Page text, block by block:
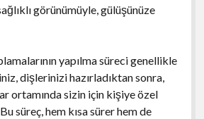
görünümüyle, gülüşünüze
yapılma süreci genellikle
dişlerinizi hazırladıktan sonra,
ortamında sizin için kişiye özel
süreç, hem kısa sürer hem de